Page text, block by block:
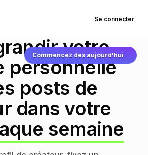
Se connecter
Commencez dès aujourd'hui
votre
personnelle
posts de
dans votre
semaine